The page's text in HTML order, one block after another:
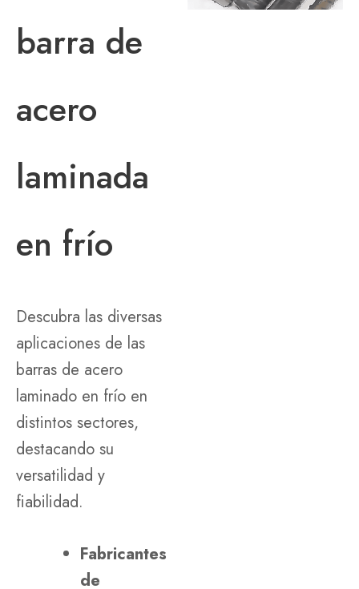
barra de
acero
laminada
en frío
Descubra las diversas
aplicaciones de las
barras de acero
laminado en frío en
distintos sectores,
destacando su
versatilidad y
fiabilidad.
Fabricantes
de